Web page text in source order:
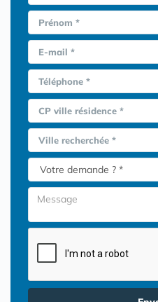
Prénom *
E-mail *
Téléphone *
CP ville résidence *
Ville recherchée *